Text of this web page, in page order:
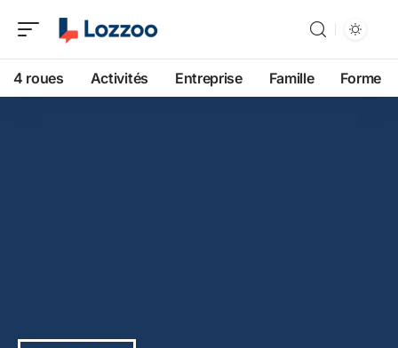
4 roues Activités Entreprise Famille Forme